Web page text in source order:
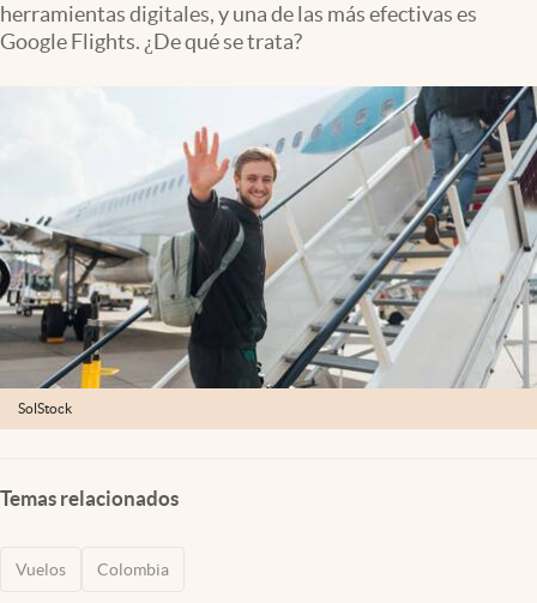
herramientas digitales, y una de las más efectivas es
Google Flights. ¿De qué se trata?
SolStock
Temas relacionados
Vuelos Colombia